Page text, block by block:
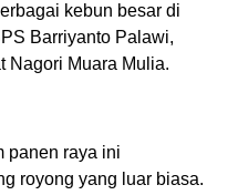
kebun besar di
Barriyanto Palawi,
Nagori Muara Mulia.
panen raya ini
royong yang luar biasa.